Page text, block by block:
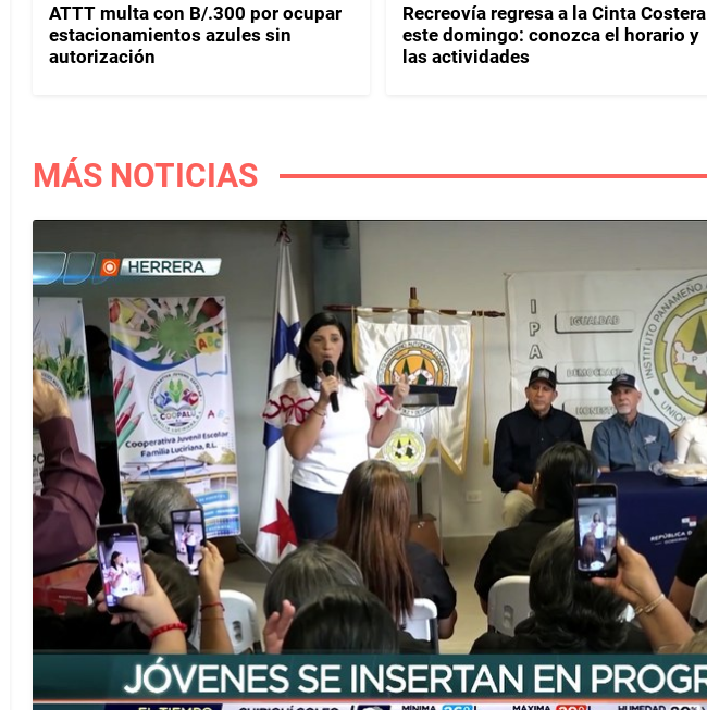
ATTT multa con B/.300 por ocupar
estacionamientos azules sin
autorización
Recreovía regresa a la Cinta Costera
este domingo: conozca el horario y
las actividades
MÁS NOTICIAS